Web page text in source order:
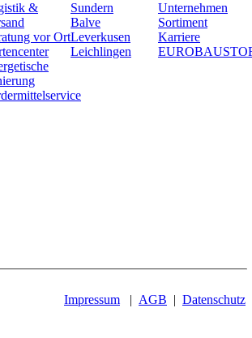
&
vor Ort
Sundern
Balve
Leverkusen
Leichlingen
Unternehmen
Sortiment
Karriere
Impressum | AGB | Datenschutz